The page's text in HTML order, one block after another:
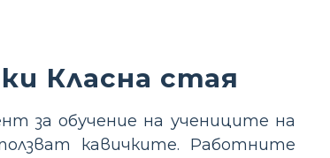
Класна стая
за обучение на учениците на
кавичките. Работните